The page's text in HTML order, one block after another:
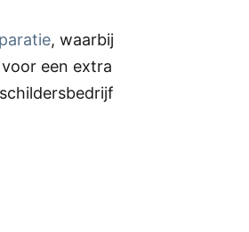
, waarbij
voor een extra